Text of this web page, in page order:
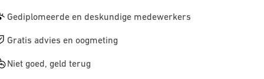
Gediplomeerde en deskundige medewerkers
Gratis advies en oogmeting
Niet goed, geld terug